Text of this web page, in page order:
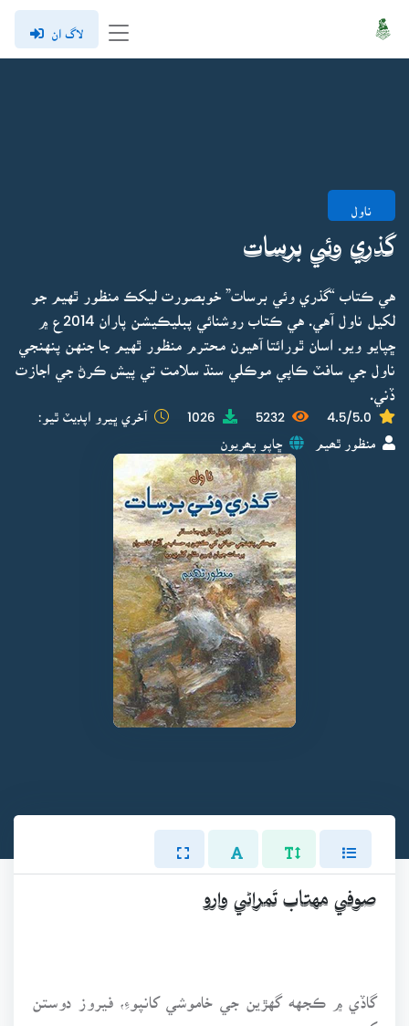
لاگ ان
ناول
گذري وئي برسات
هي ڪتاب “گذري وئي برسات” خوبصورت ليکڪ منظور ٿهيم جو
ڇپايو ويو. اسان ٿورائتا آهيون محترم منظور ٿهيم جا جنهن پنهنجي
ناول جي سافٽ ڪاپي موڪلي سنڌ سلامت تي پيش ڪرڻ جي اجازت
ڏني.
4.5/5.0
5232
1026 آخري ڀيرو اپڊيٽ ٿيو:
منظور ٿھيم ڇاپو پھريون
صوفي مهتاب تَمراڻي وارو
گاڏي ۾ ڪجهه گهڙين جي خاموشي کانپوءِ، فيروز دوستن
کي چيو،